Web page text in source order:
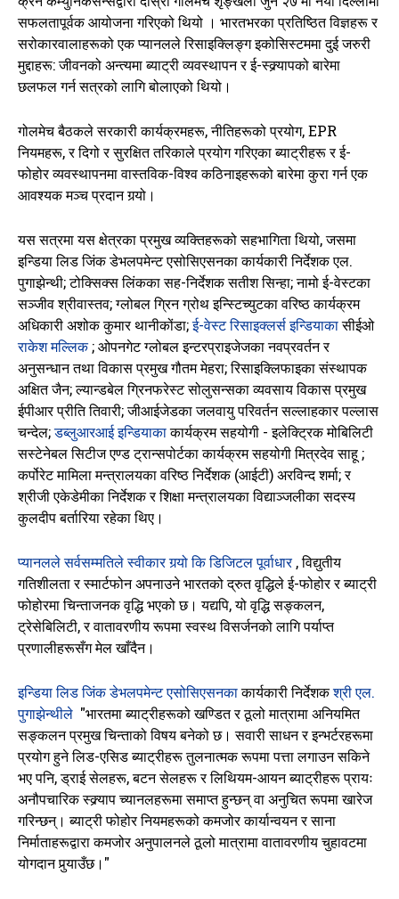
सफलतापूर्वक आयोजना गरिएको थियो । भारतभरका प्रतिष्ठित विज्ञहरू र
सरोकारवालाहरूको एक प्यानलले रिसाइक्लिङ्ग इकोसिस्टममा दुई जरुरी
मुद्दाहरू: जीवनको अन्त्यमा ब्याट्री व्यवस्थापन र ई-स्क्र्यापको बारेमा
छलफल गर्न सत्रको लागि बोलाएको थियो।
गोलमेच बैठकले सरकारी कार्यक्रमहरू, नीतिहरूको प्रयोग, EPR
नियमहरू, र दिगो र सुरक्षित तरिकाले प्रयोग गरिएका ब्याट्रीहरू र ई-
फोहोर व्यवस्थापनमा वास्तविक-विश्व कठिनाइहरूको बारेमा कुरा गर्न एक
आवश्यक मञ्च प्रदान गर्‍यो।
यस सत्रमा यस क्षेत्रका प्रमुख व्यक्तिहरूको सहभागिता थियो, जसमा
इन्डिया लिड जिंक डेभलपमेन्ट एसोसिएसनका कार्यकारी निर्देशक एल.
पुगाझेन्थी; टोक्सिक्स लिंकका सह-निर्देशक सतीश सिन्हा; नामो ई-वेस्टका
सञ्जीव श्रीवास्तव; ग्लोबल ग्रिन ग्रोथ इन्स्टिच्युटका वरिष्ठ कार्यक्रम
अधिकारी अशोक कुमार थानीकोंडा;ई-वेस्ट रिसाइक्लर्स इन्डियाकासीईओ
राकेश मल्लिक; ओपनगेट ग्लोबल इन्टरप्राइजेजका नवप्रवर्तन र
अनुसन्धान तथा विकास प्रमुख गौतम मेहरा; रिसाइक्लिफाइका संस्थापक
अक्षित जैन; ल्यान्डबेल ग्रिनफरेस्ट सोलुसन्सका व्यवसाय विकास प्रमुख
ईपीआर प्रीति तिवारी; जीआईजेडका जलवायु परिवर्तन सल्लाहकार पल्लास
चन्देल;डब्लुआरआई इन्डियाकाकार्यक्रम सहयोगी - इलेक्ट्रिक मोबिलिटी
सस्टेनेबल सिटीज एण्ड ट्रान्सपोर्टका कार्यक्रम सहयोगी मित्रदेव साहू ;
कर्पोरेट मामिला मन्त्रालयका वरिष्ठ निर्देशक (आईटी) अरविन्द शर्मा; र
श्रीजी एकेडेमीका निर्देशक र शिक्षा मन्त्रालयका विद्याञ्जलीका सदस्य
कुलदीप बर्तारिया रहेका थिए।
प्यानलले सर्वसम्मतिले स्वीकार गर्‍यो कि डिजिटल पूर्वाधार, विद्युतीय
गतिशीलता र स्मार्टफोन अपनाउने भारतको द्रुत वृद्धिलेई-फोहोर र ब्याट्री
फोहोरमा चिन्ताजनक वृद्धि भएको छ। यद्यपि, यो वृद्धि सङ्कलन,
ट्रेसेबिलिटी, र वातावरणीय रूपमा स्वस्थ विसर्जनको लागि पर्याप्त
प्रणालीहरूसँग मेल खाँदैन।
इन्डिया लिड जिंक डेभलपमेन्ट एसोसिएसनकाकार्यकारीनिर्देशकश्री एल.
पुगाझेन्थीले "भारतमा ब्याट्रीहरूको खण्डित र ठूलो मात्रामा अनियमित
सङ्कलन प्रमुख चिन्ताको विषय बनेको छ। सवारी साधन र इन्भर्टरहरूमा
प्रयोग हुने लिड-एसिड ब्याट्रीहरू तुलनात्मक रूपमा पत्ता लगाउन सकिने
भए पनि, ड्राई सेलहरू, बटन सेलहरू र लिथियम-आयन ब्याट्रीहरू प्रायः
अनौपचारिक स्क्र्याप च्यानलहरूमा समाप्त हुन्छन् वा अनुचित रूपमा खारेज
गरिन्छन्। ब्याट्री फोहोर नियमहरूको कमजोर कार्यान्वयन र साना
निर्माताहरूद्वारा कमजोर अनुपालनले ठूलो मात्रामा वातावरणीय चुहावटमा
योगदान पुर्‍याउँछ।"